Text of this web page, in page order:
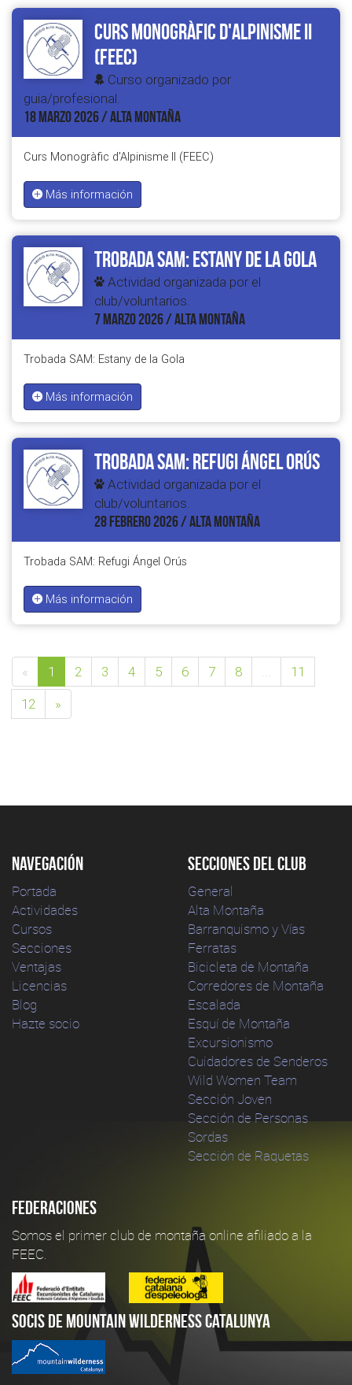
Curs Monogràfic d'Alpinisme II
(FEEC)
Curso organizado por
guia/profesional.
18 MARZO 2026 / ALTA MONTAÑA
Curs Monogràfic d'Alpinisme II (FEEC)
Más información
Trobada SAM: Estany de la Gola
Actividad organizada por el
club/voluntarios.
7 MARZO 2026 / ALTA MONTAÑA
Trobada SAM: Estany de la Gola
Más información
Trobada SAM: Refugi Ángel Orús
Actividad organizada por el
club/voluntarios.
28 FEBRERO 2026 / ALTA MONTAÑA
Trobada SAM: Refugi Ángel Orús
Más información
« 1 2 3 4 5 6 7 8 ...
11
12
»
Navegación
Portada
Actividades
Cursos
Secciones
Ventajas
Licencias
Blog
Hazte socio
Secciones del club
General
Alta Montaña
Barranquismo y Vías
Ferratas
Bicicleta de Montaña
Corredores de Montaña
Escalada
Esquí de Montaña
Excursionismo
Cuidadores de Senderos
Wild Women Team
Sección Joven
Sección de Personas
Sordas
Sección de Raquetas
Federaciones
Somos el primer club de montaña online afiliado a la
FEEC.
Socis de Mountain Wilderness Catalunya